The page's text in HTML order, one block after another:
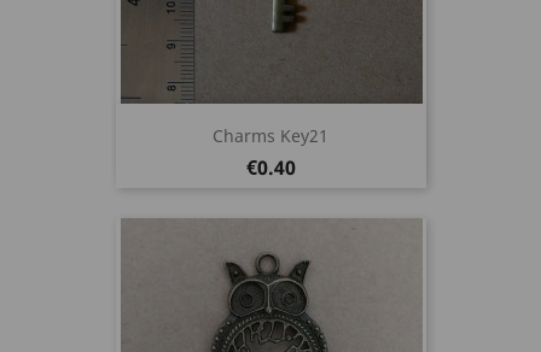
Charms Key21
Price
€0.40